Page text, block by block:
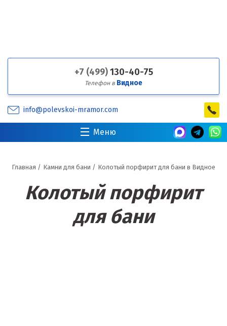
+7 (499)130-40-75
Телефон в Видное
info@polevskoi-mramor.com
Меню
Главная / Камни для бани / Колотый порфирит для бани в Видное
Колотый порфирит
для бани